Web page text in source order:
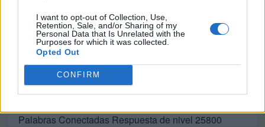
I want to opt-out of Collection, Use,
Retention, Sale, and/or Sharing of my
Personal Data that Is Unrelated with the
Purposes for which it was collected.
Opted Out
CONFIRM
RESPUESTAS
Por favor seleccione los niveles:
Palabras Conectadas Respuesta de nivel 25798
Palabras Conectadas Respuesta de nivel 25800